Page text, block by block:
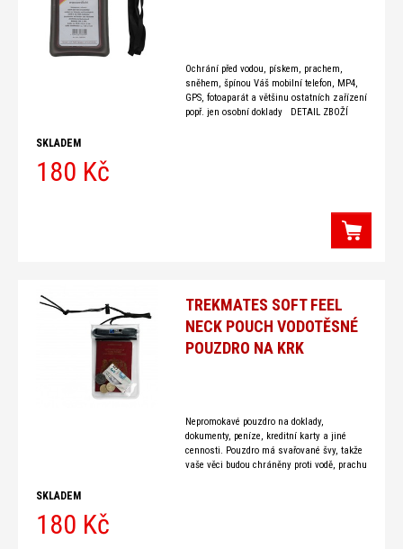
Ochrání před vodou, pískem, prachem,
sněhem, špínou Váš mobilní telefon, MP4,
GPS, fotoaparát a většinu ostatních zařízení
popř. jen osobní doklady DETAIL ZBOŽÍ
SKLADEM
180 Kč
TREKMATES SOFT FEEL
NECK POUCH VODOTĚSNÉ
POUZDRO NA KRK
Nepromokavé pouzdro na doklady,
dokumenty, peníze, kreditní karty a jiné
cennosti. Pouzdro má svařované švy, takže
vaše věci budou chráněny proti vodě, prachu
SKLADEM
180 Kč